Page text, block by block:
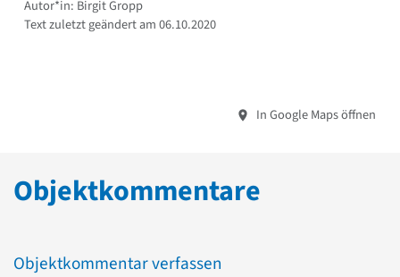
Autor*in: Birgit Gropp
Text zuletzt geändert am 06.10.2020
In Google Maps öffnen
Objektkommentare
Objektkommentar verfassen